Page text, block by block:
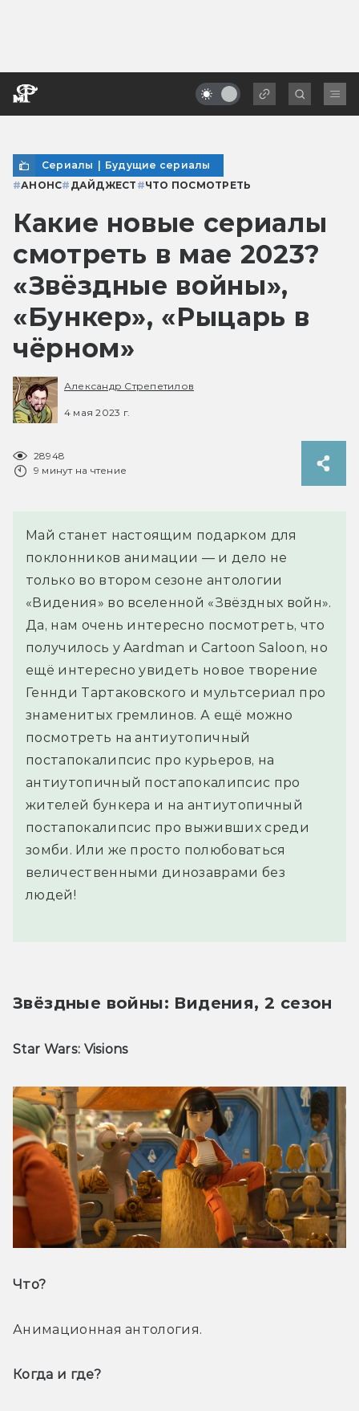
Сериалы | Будущие сериалы
#АНОНС# ДАЙДЖЕСТ #ЧТО ПОСМОТРЕТЬ
Какие новые сериалы
смотреть в мае 2023?
«Звёздные войны»,
«Бункер», «Рыцарь в
чёрном»
Александр Стрепетилов
4 мая 2023 г.
28948
9 минут на чтение
Май станет настоящим подарком для
поклонников анимации — и дело не
только во втором сезоне антологии
«Видения» во вселенной «Звёздных войн».
Да, нам очень интересно посмотреть, что
получилось у Aardman и Cartoon Saloon, но
ещё интересно увидеть новое творение
Геннди Тартаковского и мультсериал про
знаменитых гремлинов. А ещё можно
посмотреть на антиутопичный
постапокалипсис про курьеров, на
антиутопичный постапокалипсис про
жителей бункера и на антиутопичный
постапокалипсис про выживших среди
зомби. Или же просто полюбоваться
величественными динозаврами без
людей!
Звёздные войны: Видения, 2 сезон
Star Wars: Visions
Что?
Анимационная антология.
Когда и где?